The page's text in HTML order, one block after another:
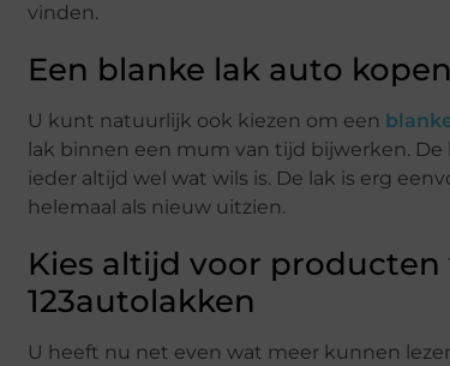
vinden.
Een blanke lak auto
U kunt natuurlijk ook kiezen om een
lak binnen een mum van tijd bijwerken.
ieder altijd wel wat wils is. De lak is erg
helemaal als nieuw uitzien.
Kies altijd voor
123autolakken
U heeft nu net even wat meer kunnen